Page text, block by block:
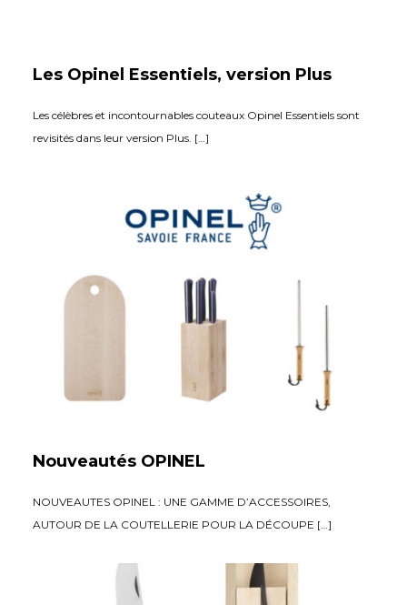
Les Opinel Essentiels, version Plus
Les célèbres et incontournables couteaux Opinel Essentiels sont
revisités dans leur version Plus. […]
Nouveautés OPINEL
NOUVEAUTES OPINEL : UNE GAMME D’ACCESSOIRES,
AUTOUR DE LA COUTELLERIE POUR LA DÉCOUPE […]